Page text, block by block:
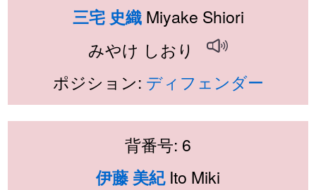
三宅 史織Miyake Shiori
みやけ しおり
ポジション: ディフェンダー
背番号: 6
伊藤 美紀Ito Miki